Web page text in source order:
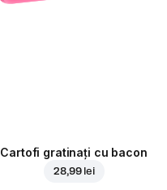
Cartofi gratinați cu bacon
28,99 lei